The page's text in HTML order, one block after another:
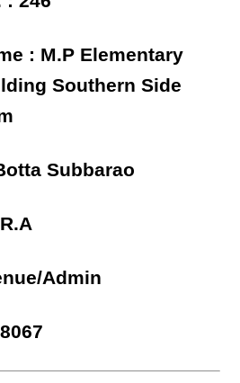
: M.P Elementary
Southern Side
Subbarao
Admin